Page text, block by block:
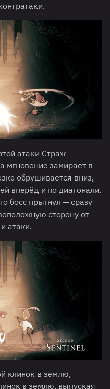
атаки Страж
мгновение замирает в
обрушивается вниз,
вперёд и по диагонали.
босс прыгнул — сразу
сторону от
атаки.
клинок в землю,
в землю, выпуская